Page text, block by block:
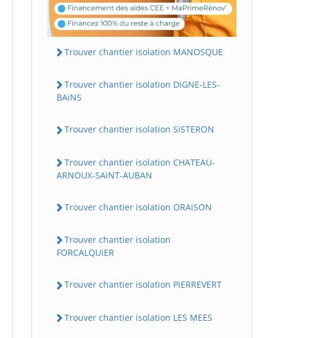
Trouver chantier isolation MANOSQUE
Trouver chantier isolation DiGNE-LES-
BAiNS
Trouver chantier isolation SiSTERON
Trouver chantier isolation CHATEAU-
ARNOUX-SAiNT-AUBAN
Trouver chantier isolation ORAiSON
Trouver chantier isolation
FORCALQUiER
Trouver chantier isolation PiERREVERT
Trouver chantier isolation LES MEES